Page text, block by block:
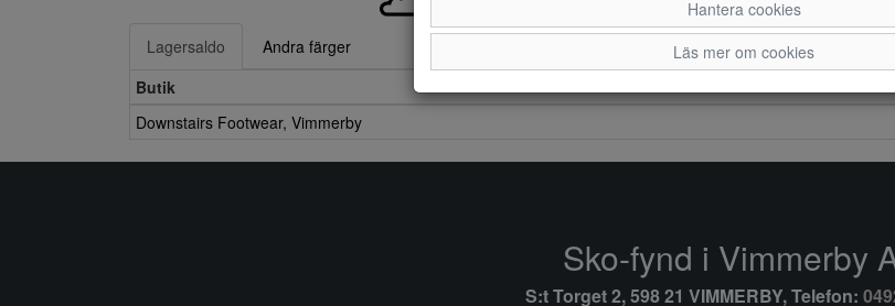
Lagersaldo
Andra färger
Butik
Downstairs Footwear, Vimmerby
Hantera cookies
Läs mer om cookies
Sko-fynd i Vimmerby
S:t Torget 2, 598 21 VIMMERBY, Telefon: